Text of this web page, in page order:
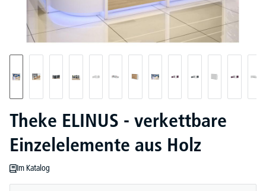
Theke ELINUS - verkettbare
Einzelelemente aus Holz
Im Katalog